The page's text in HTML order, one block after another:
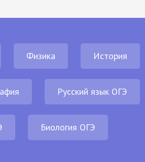
Физика История
Русский язык ОГЭ
Биология ОГЭ